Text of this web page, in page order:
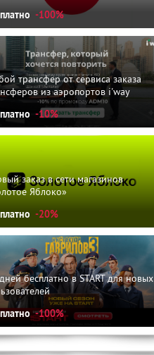
-100%
трансфер от сервиса заказа
из аэропортов i'way
-10%
заказ в сети магазинов
Яблоко»
-20%
бесплатно в START для новых
-100%